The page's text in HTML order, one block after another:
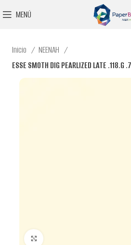
MENÚ
Inicio
NEENAH
ESSE SMOTH DIG PEARLIZED LATE .118.G